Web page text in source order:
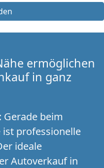
ermöglichen
in ganz
beim
professionelle
ideale
Autoverkauf in